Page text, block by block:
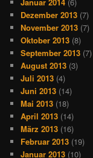
Dezember 2013 (7)
November 2013 (7)
Oktober 2013 (8)
September 2013 (7)
August 2013 (3)
Juli 2013 (4)
Juni 2013 (14)
Mai 2013 (18)
April 2013 (14)
März 2013 (16)
Februar 2013 (19)
Januar 2013 (10)